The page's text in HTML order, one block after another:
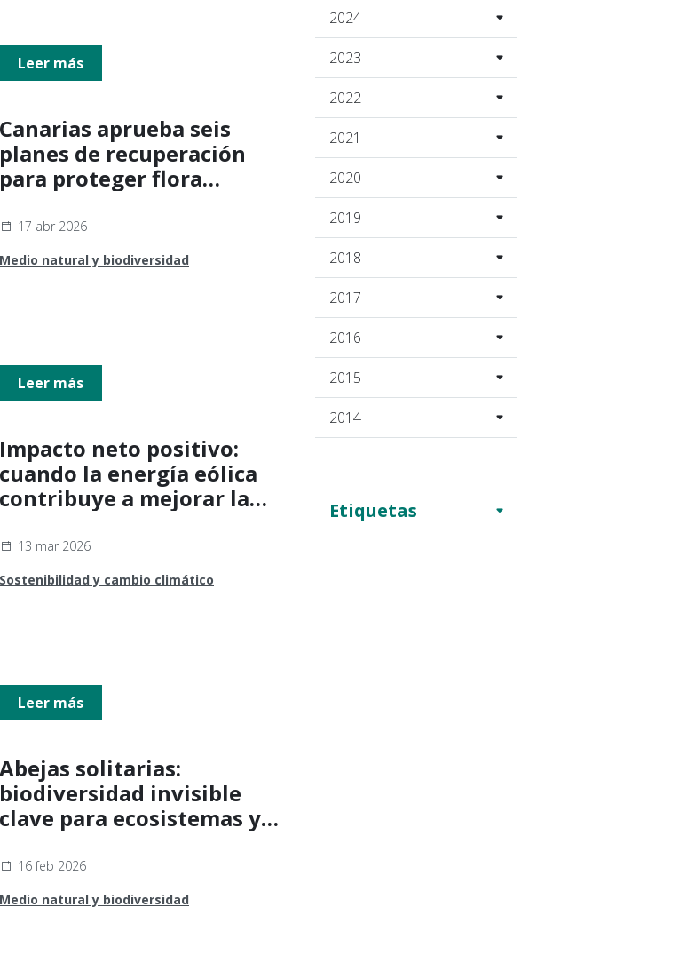
2024
2023
2022
2021
2020
2019
2018
2017
2016
2015
2014
Etiquetas
Leer más
Canarias aprueba seis
planes de recuperación
para proteger flora
extinción
17 abr 2026
Medio natural y biodiversidad
Leer más
Impacto neto positivo:
cuando la energía eólica
contribuye a mejorar la
13 mar 2026
Sostenibilidad y cambio climático
Leer más
Abejas solitarias:
biodiversidad invisible
clave para ecosistemas y
16 feb 2026
Medio natural y biodiversidad